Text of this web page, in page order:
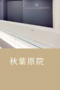
秋葉原院